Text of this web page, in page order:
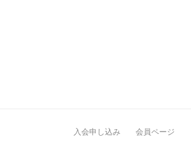
入会申し込み 会員ページ